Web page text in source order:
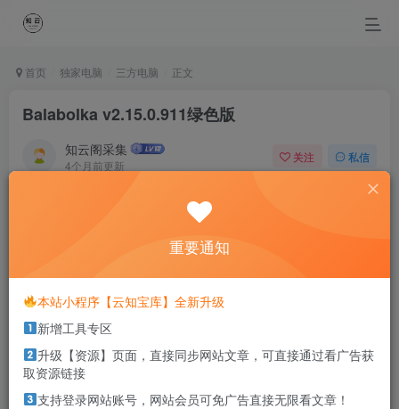
首页 独家电脑 三方电脑 正文
Balabolka v2.15.0.911绿色版
知云阁采集
4个月前更新
关注 私信
Work hard in silence, let success make the noise.
在沉默中努力，让成功自己发声
本站部分资源打包为压缩包以方便分享，涉及较多
击解压密码
软件介绍
重要通知
本站小程序【云知宝库】全新升级
新增工具专区
升级【资源】页面，直接同步网站文章，可直接通过看广告获
取资源链接
支持登录网站账号，网站会员可免广告直接无限看文章！